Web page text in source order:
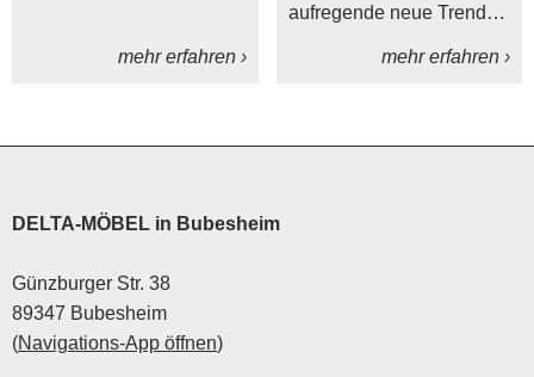
Funktionsmöglichkeiten
einen Sessel zu planen,
der alles vereint, was
einem wichtig ist – so wird
mehr erfahren ›
aufregende neue Trends
mehr erfahren ›
DELTA-MÖBEL in Bubesheim
Günzburger Str. 38
89347 Bubesheim
(Navigations-App öffnen)